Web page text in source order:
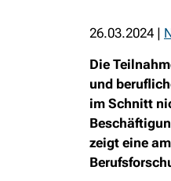
26.03.2024 |
Die
und
im Schnitt
zeigt eine